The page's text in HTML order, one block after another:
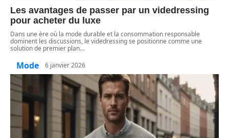
Les avantages de passer par un videdressing
pour acheter du luxe
Dans une ère où la mode durable et la consommation responsable
dominent les discussions, le videdressing se positionne comme une
solution de premier plan…
Mode 6 janvier 2026